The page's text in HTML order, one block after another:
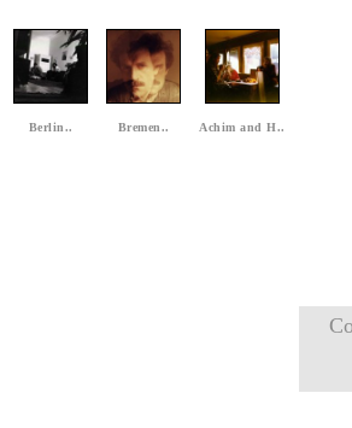
Berlin.. Bremen.. Achim and H..